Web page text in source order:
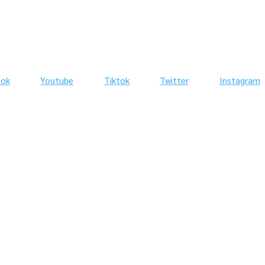
Youtube Tiktok Twitter Instagram